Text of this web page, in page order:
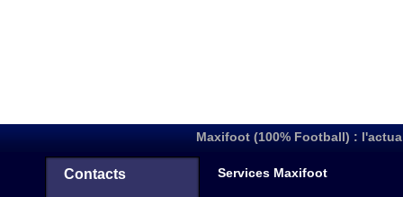
Maxifoot (100% Football) :
Contacts Services Maxifoot